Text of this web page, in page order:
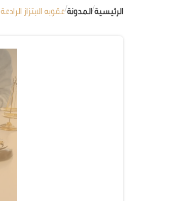
الرئيسية/المدونة/عقوبه الابتزاز الرادعة 2024